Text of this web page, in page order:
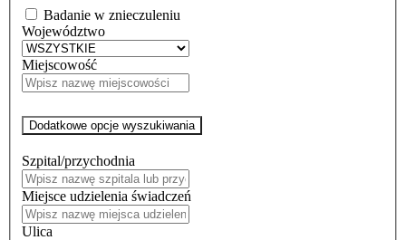
Badanie w znieczuleniu
Województwo
Miejscowość
Dodatkowe opcje wyszukiwania
Szpital/przychodnia
Miejsce udzielenia świadczeń
Ulica